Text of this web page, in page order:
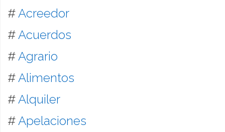
#Acreedor
#Acuerdos
#Agrario
#Alimentos
#Alquiler
#Apelaciones